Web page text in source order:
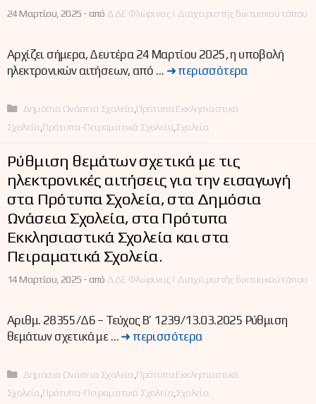
24 Μαρτίου, 2025 -από ΔΔΕ Φλώρινας | Διαχειριστής δικτυακού τόπου
Αρχίζει σήμερα, Δευτέρα 24 Μαρτίου 2025, η υποβολή
ηλεκτρονικών αιτήσεων, από … ➜ περισσότερα
Κατηγορίες
Δημόσια Ωνάσεια Σχολεία Πρότυπα Εκκλησιαστικά
Σχολεία Πρότυπα-Πειραματικά Σχολεία Σχολεία
Ρύθμιση θεμάτων σχετικά με τις
ηλεκτρονικές αιτήσεις για την εισαγωγή
στα Πρότυπα Σχολεία, στα Δημόσια
Ωνάσεια Σχολεία, στα Πρότυπα
Εκκλησιαστικά Σχολεία και στα
Πειραματικά Σχολεία.
14 Μαρτίου, 2025 -από ΔΔΕ Φλώρινας | Διαχειριστής δικτυακού τόπου
Αριθμ. 28355/Δ6 – Τεύχος B’ 1239/13.03.2025 Ρύθμιση
θεμάτων σχετικά με … ➜ περισσότερα
Κατηγορίες
Δημόσια Ωνάσεια Σχολεία Πρότυπα Εκκλησιαστικά
Σχολεία Πρότυπα-Πειραματικά Σχολεία Σχολεία